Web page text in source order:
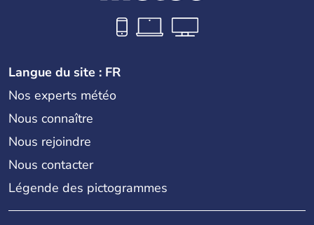
Langue du site : FR
Nos experts météo
Nous connaître
Nous rejoindre
Nous contacter
Légende des pictogrammes